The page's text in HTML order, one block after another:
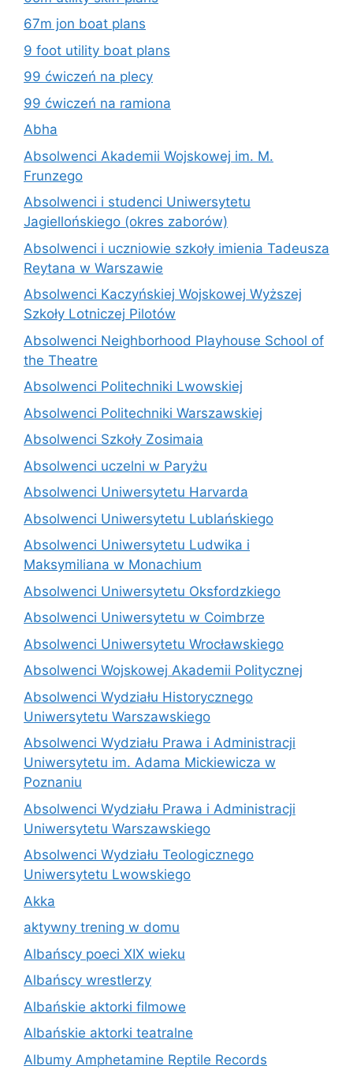
67m jon boat plans
9 foot utility boat plans
99 ćwiczeń na plecy
99 ćwiczeń na ramiona
Abha
Absolwenci Akademii Wojskowej im. M.
Frunzego
Absolwenci i studenci Uniwersytetu
Jagiellońskiego (okres zaborów)
Absolwenci i uczniowie szkoły imienia Tadeusza
Reytana w Warszawie
Absolwenci Kaczyńskiej Wojskowej Wyższej
Szkoły Lotniczej Pilotów
Absolwenci Neighborhood Playhouse School of
the Theatre
Absolwenci Politechniki Lwowskiej
Absolwenci Politechniki Warszawskiej
Absolwenci Szkoły Zosimaia
Absolwenci uczelni w Paryżu
Absolwenci Uniwersytetu Harvarda
Absolwenci Uniwersytetu Lublańskiego
Absolwenci Uniwersytetu Ludwika i
Maksymiliana w Monachium
Absolwenci Uniwersytetu Oksfordzkiego
Absolwenci Uniwersytetu w Coimbrze
Absolwenci Uniwersytetu Wrocławskiego
Absolwenci Wojskowej Akademii Politycznej
Absolwenci Wydziału Historycznego
Uniwersytetu Warszawskiego
Absolwenci Wydziału Prawa i Administracji
Uniwersytetu im. Adama Mickiewicza w
Poznaniu
Absolwenci Wydziału Prawa i Administracji
Uniwersytetu Warszawskiego
Absolwenci Wydziału Teologicznego
Uniwersytetu Lwowskiego
Akka
aktywny trening w domu
Albańscy poeci XIX wieku
Albańscy wrestlerzy
Albańskie aktorki filmowe
Albańskie aktorki teatralne
Albumy Amphetamine Reptile Records